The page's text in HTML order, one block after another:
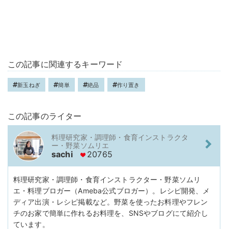
この記事に関連するキーワード
新玉ねぎ 簡単 絶品 作り置き
この記事のライター
料理研究家・調理師・食育インストラクタ
ー・野菜ソムリエ
sachi 20765
料理研究家・調理師・食育インストラクター・野菜ソムリ
エ・料理ブロガー（Ameba公式ブロガー）。レシピ開発、メ
ディア出演・レシピ掲載など。野菜を使ったお料理やフレン
チのお家で簡単に作れるお料理を、SNSやブログにて紹介し
ています。